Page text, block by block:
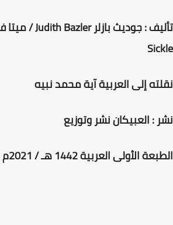
Sickle
نقلته إلى العربية آية محمد نبيه
نشر : العبيكان نشر وتوزيع
الطبعة الأولى العربية 1442 هـ / 2021م